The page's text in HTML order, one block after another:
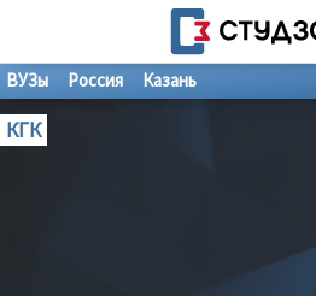
ВУЗы Россия Казань
КГК